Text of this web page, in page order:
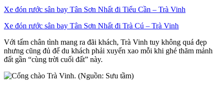
Xe đón rước sân bay Tân Sơn Nhất đi Tiểu Cần – Trà Vinh
Xe đón rước sân bay Tân Sơn Nhất đi Trà Cú – Trà Vinh
Với tấm chân tình mang ra đãi khách, Trà Vinh tuy không quá đẹp
nhưng cũng đủ để du khách phải xuyến xao mỗi khi ghé thăm mảnh
đất gần “cùng trời cuối đất” này.